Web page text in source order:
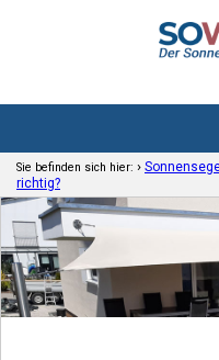
Sie befinden sich hier: ›
richtig?